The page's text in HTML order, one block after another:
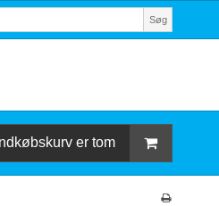
Søg
er tom